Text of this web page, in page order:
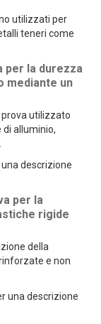
utilizzati per
teneri come
per la durezza
mediante un
prova utilizzato
alluminio,
descrizione
per la
rigide
della
e non
una descrizione